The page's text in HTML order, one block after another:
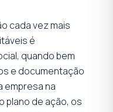
cada vez mais
é
quando bem
e documentação
empresa na
plano de ação, os